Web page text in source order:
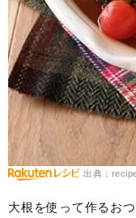
出典：
大根を使って作るお